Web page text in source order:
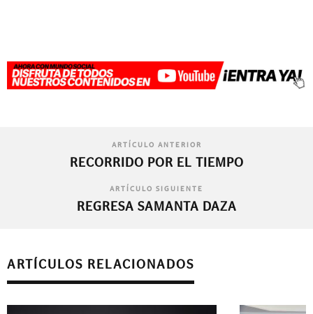
ARTÍCULO ANTERIOR
RECORRIDO POR EL TIEMPO
ARTÍCULO SIGUIENTE
REGRESA SAMANTA DAZA
ARTÍCULOS RELACIONADOS